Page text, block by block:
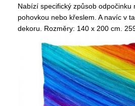
Nabízí specifický způsob odpočinku
pohovkou nebo křeslem. A navíc v
dekoru. Rozměry: 140 x 200 cm.